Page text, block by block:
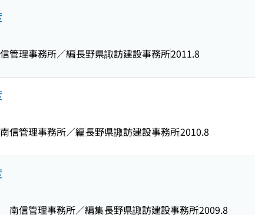
管理事務所／編長野県諏訪建設事務所2011.8
信管理事務所／編長野県諏訪建設事務所2010.8
南信管理事務所／編集長野県諏訪建設事務所2009.8